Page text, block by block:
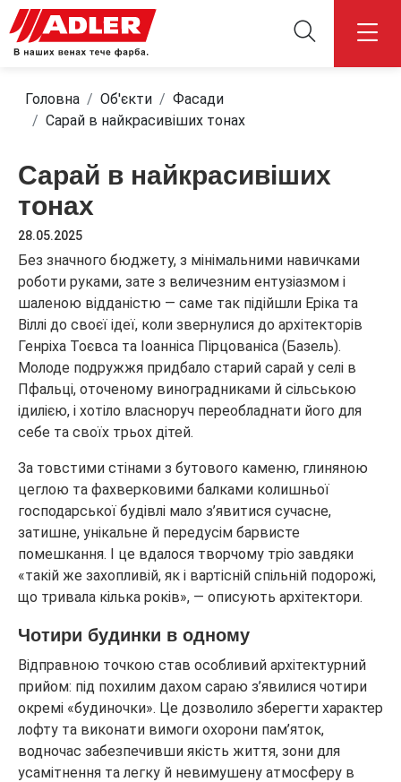
Головна Об'єкти
Фасади
Сарай в найкрасивіших тонах
Сарай в найкрасивіших
тонах
28.05.2025
Без значного бюджету, з мінімальними навичками
роботи руками, зате з величезним ентузіазмом і
шаленою відданістю — саме так підійшли Еріка та
Віллі до своєї ідеї, коли звернулися до архітекторів
Генріха Тоєвса та Іоанніса Пірцованіса (Базель).
Молоде подружжя придбало старий сарай у селі в
Пфальці, оточеному виноградниками й сільською
ідилією, і хотіло власноруч переобладнати його для
себе та своїх трьох дітей.
За товстими стінами з бутового каменю, глиняною
цеглою та фахверковими балками колишньої
господарської будівлі мало з’явитися сучасне,
затишне, унікальне й передусім барвисте
помешкання. І це вдалося творчому тріо завдяки
«такій же захопливій, як і вартісній спільній подорожі,
що тривала кілька років», — описують архітектори.
Чотири будинки в одному
Відправною точкою став особливий архітектурний
прийом: під похилим дахом сараю з’явилися чотири
окремі «будиночки». Це дозволило зберегти характер
лофту та виконати вимоги охорони пам’яток,
водночас забезпечивши якість життя, зони для
усамітнення та легку й невимушену атмосферу в